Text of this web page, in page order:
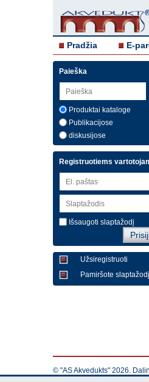
Pradžia E-
Paieška
Produktai kataloge
Publikacijose
diskusijose
Registruotiems
Išsaugoti slaptažodį
Užsiregistruoti
Pamiršote
© "AS Akvedukts" 2026.